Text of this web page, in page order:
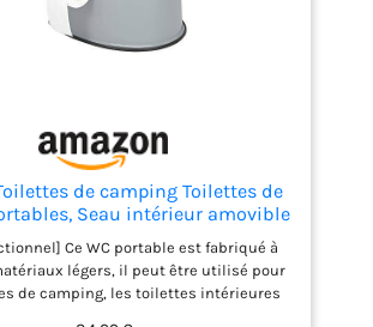
de camping Toilettes de
Seau intérieur amovible
Avec siège, couvercle et
de papier toilette, pour le
camping，gris
Ce WC portable est fabriqué à
légers, il peut être utilisé pour
de camping, les toilettes intérieures